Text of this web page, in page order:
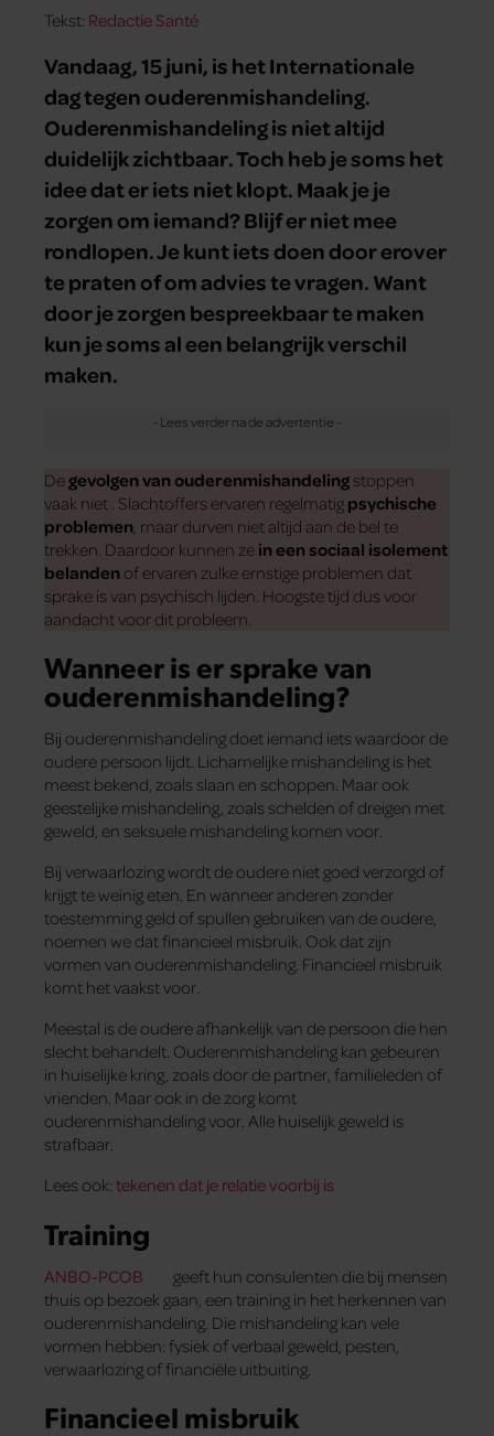
Tekst: Redactie Santé
Vandaag, 15 juni, is het Internationale
dag tegen ouderenmishandeling.
Ouderenmishandeling is niet altijd
duidelijk zichtbaar. Toch heb je soms het
idee dat er iets niet klopt. Maak je je
zorgen om iemand? Blijf er niet mee
rondlopen. Je kunt iets doen door erover
te praten of om advies te vragen. Want
door je zorgen bespreekbaar te maken
kun je soms al een belangrijk verschil
maken.
Degevolgen van ouderenmishandeling stoppen
vaak niet . Slachtoffers ervaren regelmatig psychische
problemen, maar durven niet altijd aan de bel te
trekken. Daardoor kunnen ze in een sociaal isolement
belanden of ervaren zulke ernstige problemen dat
sprake is van psychisch lijden. Hoogste tijd dus voor
aandacht voor dit probleem.
Wanneer is er sprake van
ouderenmishandeling?
Bij ouderenmishandeling doet iemand iets waardoor de
oudere persoon lijdt. Lichamelijke mishandeling is het
meest bekend, zoals slaan en schoppen. Maar ook
geestelijke mishandeling, zoals schelden of dreigen met
geweld, en seksuele mishandeling komen voor.
Bij verwaarlozing wordt de oudere niet goed verzorgd of
krijgt te weinig eten. En wanneer anderen zonder
toestemming geld of spullen gebruiken van de oudere,
noemen we dat financieel misbruik. Ook dat zijn
vormen van ouderenmishandeling. Financieel misbruik
komt het vaakst voor.
Meestal is de oudere afhankelijk van de persoon die hen
slecht behandelt. Ouderenmishandeling kan gebeuren
in huiselijke kring, zoals door de partner, familieleden of
vrienden. Maar ook in de zorg komt
ouderenmishandeling voor. Alle huiselijk geweld is
strafbaar.
Lees ook: tekenen dat je relatie voorbij is
Training
ANBO-PCOB
geeft hun consulenten die bij mensen
thuis op bezoek gaan, een training in het herkennen van
ouderenmishandeling. Die mishandeling kan vele
vormen hebben: fysiek of verbaal geweld, pesten,
verwaarlozing of financiële uitbuiting.
Financieel misbruik